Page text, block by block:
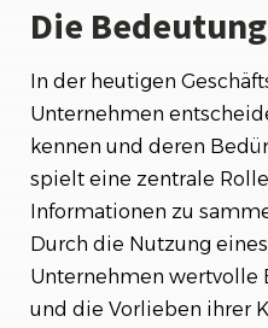
Die
In der heutigen
Unternehmen
kennen und deren
spielt eine zentrale
Informationen zu
Durch die Nutzung
Unternehmen wertvolle
und die Vorlieben ihrer